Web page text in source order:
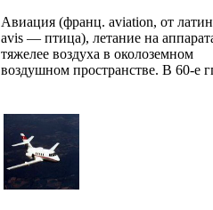
Авиация (франц. aviation, от
avis — птица), летание на
тяжелее воздуха в околоземном
воздушном пространстве. В 60-е